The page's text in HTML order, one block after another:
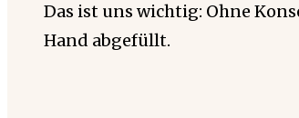
Das ist uns wichtig: Ohne
Hand abgefüllt.